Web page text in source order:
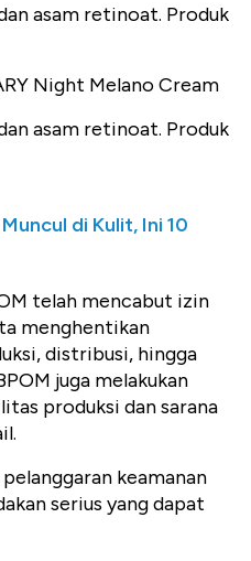
asam retinoat. Produk
Night Melano Cream
asam retinoat. Produk
di Kulit, Ini 10
telah mencabut izin
menghentikan
distribusi, hingga
juga melakukan
produksi dan sarana
keamanan
serius yang dapat